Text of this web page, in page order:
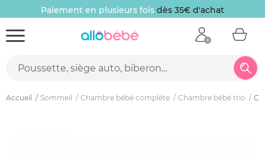
Paiement en plusieurs fois dès 35€ d'achat
Accueil Sommeil Chambre bébé complète Chambre bébé trio